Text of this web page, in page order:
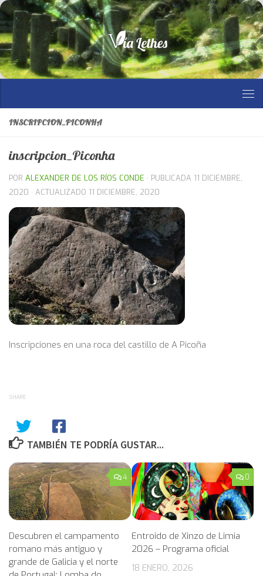
Saltar al contenido
INSCRIPCION_PICONHA
inscripcion_Piconha
POR ALEXANDER DE LOS RÍOS CONDE · PUBLICADA 11 DICIEMBRE,
2020 · ACTUALIZADO 11 DICIEMBRE, 2020
Inscripciones en una roca del castillo de A Picoña
SHARE
TAMBIÉN TE PODRÍA GUSTAR...
4
Descubren el campamento
romano más antiguo y
grande de Galicia y el norte
0
Entroido de Xinzo de Limia
2026 – Programa oficial
18 ENERO, 2026